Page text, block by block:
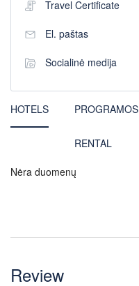
Travel Certificate
El. paštas
Socialinė medija
HOTELS PROGRAMOS
RENTAL
Nėra duomenų
Review